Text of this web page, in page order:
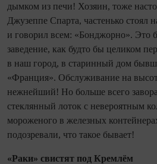
дымком из печи! Хозяин, тоже
Джузеппе Спарта, частенько стоял
и говорил всем: «Бонджорно». Это
заведение, как будто бы целиком
в наш город, в старинный дом
«Франция». Обслуживание на
нежнейший! Но больше всего
стеклянный лоток с невероятным
мороженого в железных
подозревали, что такое бывает!
«Раки» свистят под Кремлём